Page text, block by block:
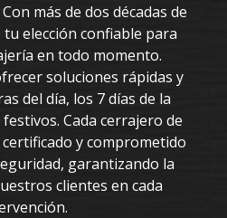
más de dos décadas de
elección confiable para
en todo momento.
soluciones rápidas y
del día, los 7 días de la
Cada cerrajero de
y comprometido
garantizando la
clientes en cada